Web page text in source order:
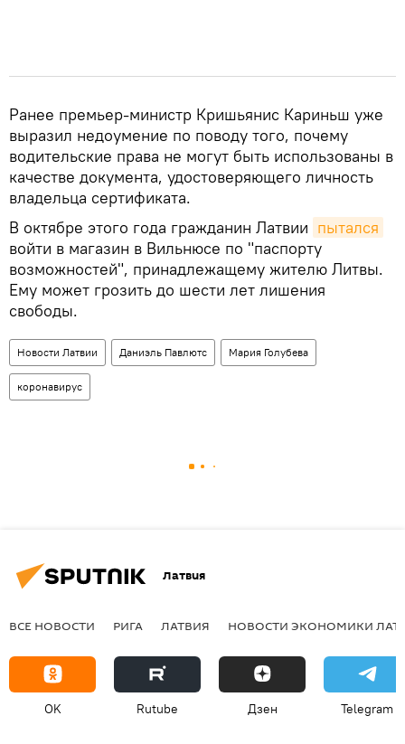
Ранее премьер-министр Кришьянис Кариньш уже
выразил недоумение по поводу того, почему
водительские права не могут быть использованы в
качестве документа, удостоверяющего личность
владельца сертификата.
В октябре этого года гражданин Латвии пытался
войти в магазин в Вильнюсе по "паспорту
возможностей", принадлежащему жителю Литвы.
Ему может грозить до шести лет лишения
свободы.
Новости Латвии Даниэль Павлютс Мария Голубева
коронавирус
Латвия
ВСЕ НОВОСТИ РИГА ЛАТВИЯ НОВОСТИ ЭКОНОМИКИ
OK Rutube Дзен Telegram